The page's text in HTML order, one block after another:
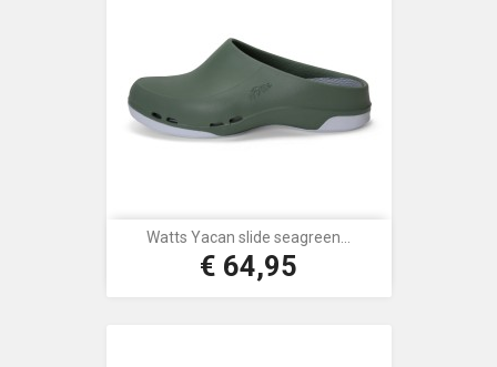
Watts Yacan slide seagreen...
Prijs
€ 64,95